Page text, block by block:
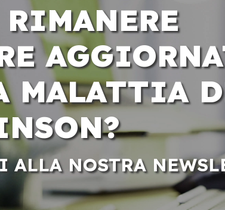
MALATTIA
NOSTRA